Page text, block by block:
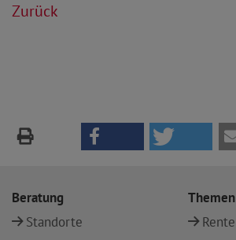
Zurück
Beratung
Standorte
Themen
Rente